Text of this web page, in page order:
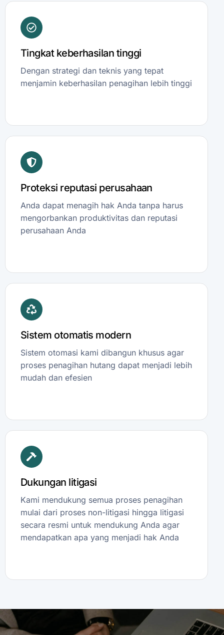
Tingkat keberhasilan tinggi
Dengan strategi dan teknis yang tepat
menjamin keberhasilan penagihan lebih tinggi
Proteksi reputasi perusahaan
Anda dapat menagih hak Anda tanpa harus
mengorbankan produktivitas dan reputasi
perusahaan Anda
Sistem otomatis modern
Sistem otomasi kami dibangun khusus agar
proses penagihan hutang dapat menjadi lebih
mudah dan efesien
Dukungan litigasi
Kami mendukung semua proses penagihan
mulai dari proses non-litigasi hingga litigasi
secara resmi untuk mendukung Anda agar
mendapatkan apa yang menjadi hak Anda